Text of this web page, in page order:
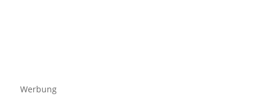
Werbung